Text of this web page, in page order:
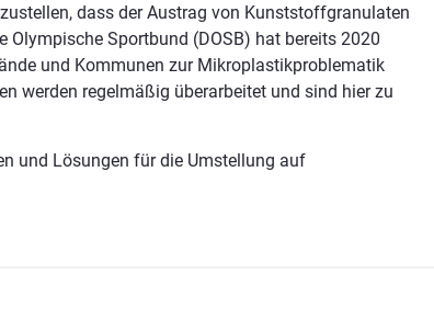
dass der Austrag von Kunststoffgranulaten
Sportbund (DOSB) hat bereits 2020
und Kommunen zur Mikroplastikproblematik
werden regelmäßig überarbeitet und sind hier zu
und Lösungen für die Umstellung auf